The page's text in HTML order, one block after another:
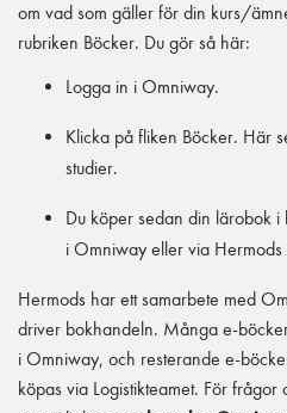
om vad som gäller för din kurs/
rubriken Böcker. Du gör så här:
Logga in i Omniway.
Klicka på fliken Böcker. Här
studier.
Du köper sedan din lärobok
i Omniway eller via Hermods
Hermods har ett samarbete med
driver bokhandeln. Många e-
i Omniway, och resterande e-
köpas via Logistikteamet. För